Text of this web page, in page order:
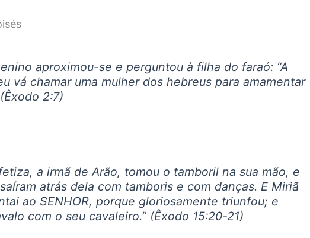
aproximou-se e perguntou à filha do faraó: “A
vá chamar uma mulher dos hebreus para amamentar
2:7)
a irmã de Arão, tomou o tamboril na sua mão, e
atrás dela com tamboris e com danças. E Miriã
ao SENHOR, porque gloriosamente triunfou; e
com o seu cavaleiro.” (Êxodo 15:20-21)